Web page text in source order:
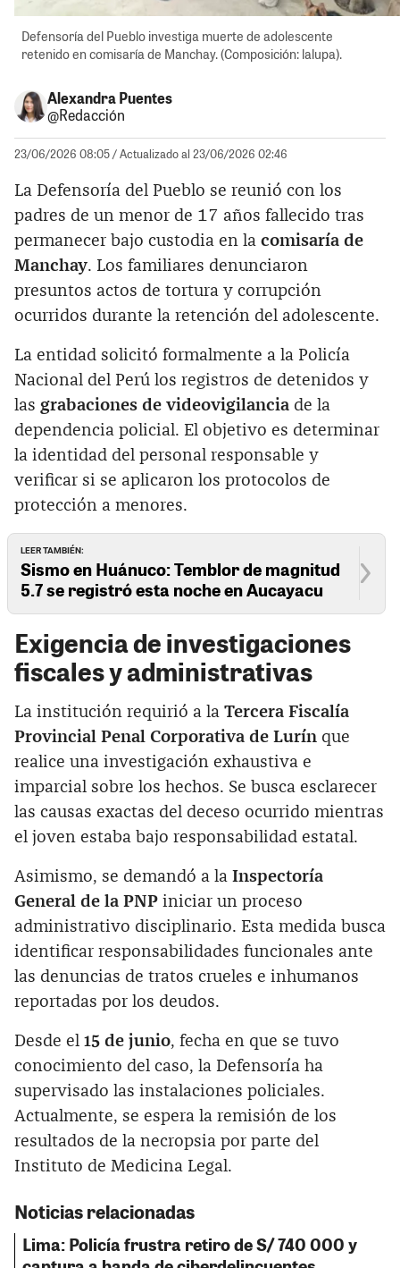
Defensoría del Pueblo investiga muerte de adolescente
retenido en comisaría de Manchay. (Composición: lalupa).
Alexandra Puentes
@Redacción
23/06/2026 08:05/ Actualizado al 23/06/2026 02:46
La Defensoría del Pueblo se reunió con los
padres de un menor de 17 años fallecido tras
permanecer bajo custodia en la comisaría de
Manchay. Los familiares denunciaron
presuntos actos de tortura y corrupción
ocurridos durante la retención del adolescente.
La entidad solicitó formalmente a la Policía
Nacional del Perú los registros de detenidos y
las grabaciones de videovigilancia de la
dependencia policial. El objetivo es determinar
la identidad del personal responsable y
verificar si se aplicaron los protocolos de
protección a menores.
LEER TAMBIÉN:
Sismo en Huánuco: Temblor de magnitud
5.7 se registró esta noche en Aucayacu
Exigencia de investigaciones
fiscales y administrativas
La institución requirió a la Tercera Fiscalía
Provincial Penal Corporativa de Lurín que
realice una investigación exhaustiva e
imparcial sobre los hechos. Se busca esclarecer
las causas exactas del deceso ocurrido mientras
el joven estaba bajo responsabilidad estatal.
Asimismo, se demandó a la Inspectoría
General de la PNP iniciar un proceso
administrativo disciplinario. Esta medida busca
identificar responsabilidades funcionales ante
las denuncias de tratos crueles e inhumanos
reportadas por los deudos.
Desde el 15 de junio, fecha en que se tuvo
conocimiento del caso, la Defensoría ha
supervisado las instalaciones policiales.
Actualmente, se espera la remisión de los
resultados de la necropsia por parte del
Instituto de Medicina Legal.
Noticias relacionadas
Lima: Policía frustra retiro de S/ 740 000 y